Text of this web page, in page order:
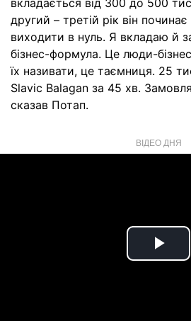
вкладається від 300 до 500
другий – третій рік він
виходити в нуль. Я вкладаю й
бізнес-формула. Це люди-
їх називати, це таємниця. 25
Slavic Balagan за 45 хв.
сказав Потап.
ВІДЕО ДНЯ
Play